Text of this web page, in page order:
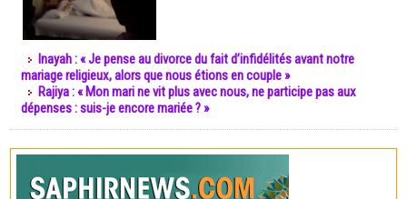
Inayah : « Je pense au divorce du fait d’infidélités avant notre
mariage religieux, alors que nous étions en couple »
Rajiya : « Mon mari ne vit plus avec nous, ne participe pas aux
dépenses : suis-je encore mariée ? »